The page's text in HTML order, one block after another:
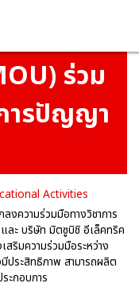
ามร่วม
ร่วม
ารปัญญา
Activities
ความร่วมมือทางวิชาการ
ละ บริษัท มิตซูบิชิ อีเล็คทริค
ริมความร่วมมือระหว่าง
ประสิทธิภาพ สามารถผลิต
ะกอบการ